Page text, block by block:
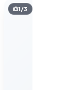
1/3